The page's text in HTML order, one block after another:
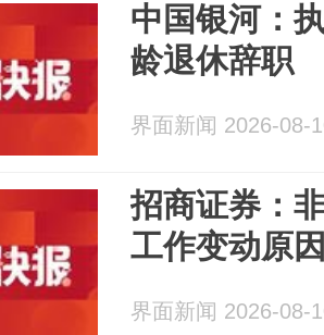
中国银河：
龄退休辞职
界面新闻 2026-08-
招商证券：
工作变动原
界面新闻 2026-08-